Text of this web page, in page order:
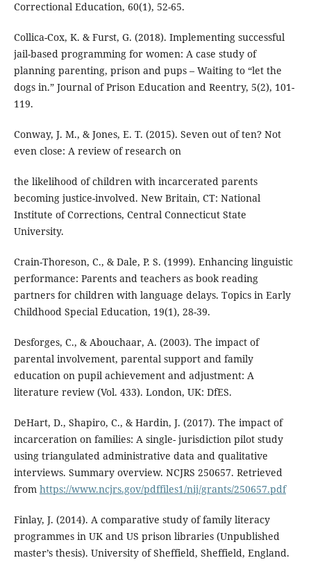
Correctional Education, 60(1), 52-65.
Collica-Cox, K. & Furst, G. (2018). Implementing successful
jail-based programming for women: A case study of
planning parenting, prison and pups – Waiting to “let the
dogs in.” Journal of Prison Education and Reentry, 5(2), 101-
119.
Conway, J. M., & Jones, E. T. (2015). Seven out of ten? Not
even close: A review of research on
the likelihood of children with incarcerated parents
becoming justice-involved. New Britain, CT: National
Institute of Corrections, Central Connecticut State
University.
Crain-Thoreson, C., & Dale, P. S. (1999). Enhancing linguistic
performance: Parents and teachers as book reading
partners for children with language delays. Topics in Early
Childhood Special Education, 19(1), 28-39.
Desforges, C., & Abouchaar, A. (2003). The impact of
parental involvement, parental support and family
education on pupil achievement and adjustment: A
literature review (Vol. 433). London, UK: DfES.
DeHart, D., Shapiro, C., & Hardin, J. (2017). The impact of
incarceration on families: A single- jurisdiction pilot study
using triangulated administrative data and qualitative
interviews. Summary overview. NCJRS 250657. Retrieved
from https://www.ncjrs.gov/pdffiles1/nij/grants/250657.pdf
Finlay, J. (2014). A comparative study of family literacy
programmes in UK and US prison libraries (Unpublished
master’s thesis). University of Sheffield, Sheffield, England.